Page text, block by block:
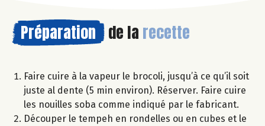
Préparation de la recette
Faire cuire à la vapeur le brocoli, jusqu’à ce qu’il soit
juste al dente (5 min environ). Réserver. Faire cuire
les nouilles soba comme indiqué par le fabricant.
Découper le tempeh en rondelles ou en cubes et le